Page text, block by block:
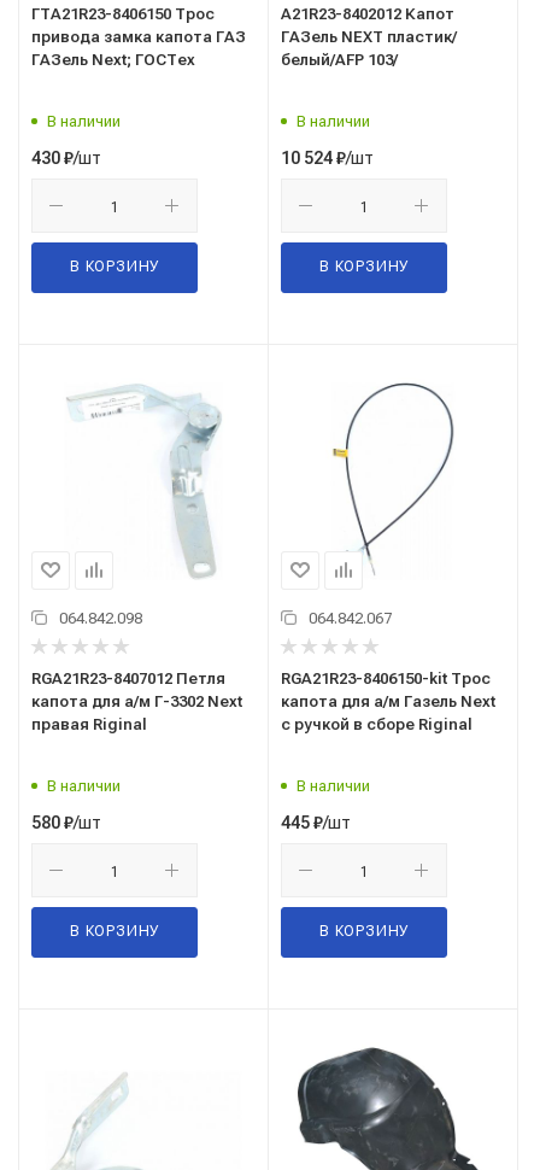
ГТA21R23-8406150 Трос
привода замка капота ГАЗ
ГАЗель Next; ГОСТех
В наличии
430₽/шт
В КОРЗИНУ
А21R23-8402012 Капот
ГАЗель NEXT пластик/
белый/AFP 103/
В наличии
10 524₽/шт
В КОРЗИНУ
064.842.098
RGA21R23-8407012 Петля
капота для а/м Г-3302 Next
правая Riginal
В наличии
580₽/шт
В КОРЗИНУ
064.842.067
RGА21R23-8406150-kit Трос
капота для а/м Газель Next
с ручкой в сборе Riginal
В наличии
445₽/шт
В КОРЗИНУ